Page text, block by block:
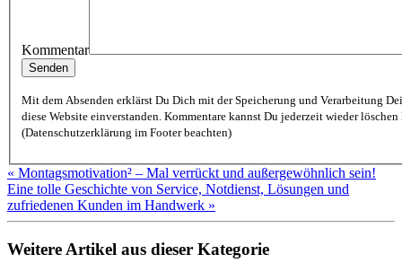
Kommentar
Mit dem Absenden erklärst Du Dich mit der Speicherung und Verarbeitung
diese Website einverstanden. Kommentare kannst Du jederzeit wieder löschen lassen
(Datenschutzerklärung im Footer beachten)
« Montagsmotivation² – Mal verrückt und außergewöhnlich sein!
Eine tolle Geschichte von Service, Notdienst, Lösungen und
zufriedenen Kunden im Handwerk »
Weitere Artikel aus dieser Kategorie